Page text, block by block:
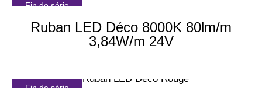
Fin de série
Ruban LED Déco 8000K 80lm/m
3,84W/m 24V
Fin de série